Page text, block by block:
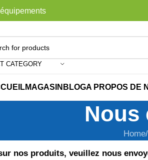
CATEGORY
MAGASIN BLOGA PROPOS DE
Nous
Home
nos produits, veuillez nous